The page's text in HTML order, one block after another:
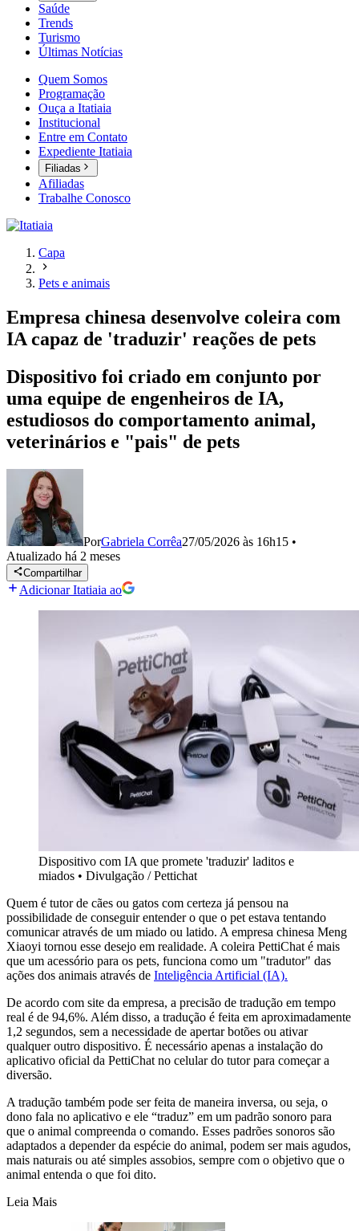
Saúde
Trends
Turismo
Últimas Notícias
Quem Somos
Programação
Ouça a Itatiaia
Institucional
Entre em Contato
Expediente Itatiaia
Filiadas
Afiliadas
Trabalhe Conosco
Capa
Pets e animais
Empresa chinesa desenvolve coleira com
IA capaz de 'traduzir' reações de pets
Dispositivo foi criado em conjunto por
uma equipe de engenheiros de IA,
estudiosos do comportamento animal,
veterinários e "pais" de pets
PorGabriela Corrêa27/05/2026 às 16h15 •
Atualizado há 2 meses
Compartilhar
Adicionar Itatiaia ao
Dispositivo com IA que promete 'traduzir' laditos e
miados • Divulgação / Pettichat
Quem é tutor de cães ou gatos com certeza já pensou na
possibilidade de conseguir entender o que o pet estava tentando
comunicar através de um miado ou latido. A empresa chinesa Meng
Xiaoyi tornou esse desejo em realidade. A coleira PettiChat é mais
que um acessório para os pets, funciona como um "tradutor" das
ações dos animais através de Inteligência Artificial (IA).
De acordo com site da empresa, a precisão de tradução em tempo
real é de 94,6%. Além disso, a tradução é feita em aproximadamente
1,2 segundos, sem a necessidade de apertar botões ou ativar
qualquer outro dispositivo. É necessário apenas a instalação do
aplicativo oficial da PettiChat no celular do tutor para começar a
diversão.
A tradução também pode ser feita de maneira inversa, ou seja, o
dono fala no aplicativo e ele “traduz” em um padrão sonoro para
que o animal compreenda o comando. Esses padrões sonoros são
adaptados a depender da espécie do animal, podem ser mais agudos,
mais naturais ou até simples assobios, sempre com o objetivo que o
animal entenda o que foi dito.
Leia Mais